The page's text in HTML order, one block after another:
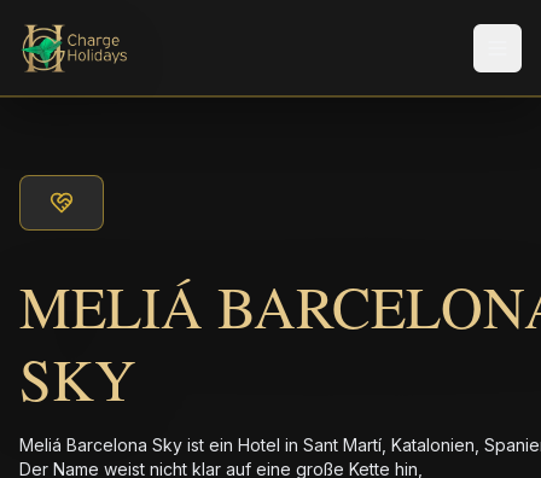
MELIÁ
SKY
Meliá Barcelona Sky ist ein Hotel in Sant Martí, Katalonien,
Der Name weist nicht klar auf eine große Kette hin,